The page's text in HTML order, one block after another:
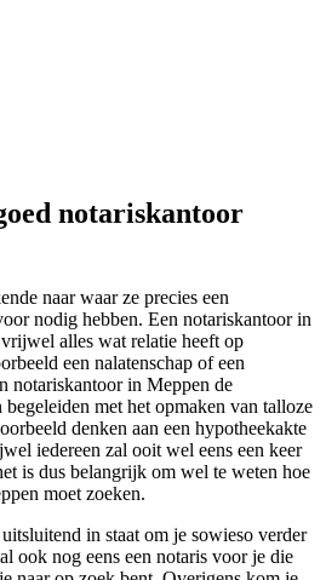
notariskantoor
naar waar ze precies een
nodig hebben. Een notariskantoor in
alles wat relatie heeft op
een nalatenschap of een
notariskantoor in Meppen de
met het opmaken van talloze
denken aan een hypotheekakte
iedereen zal ooit wel eens een keer
is dus belangrijk om wel te weten hoe
moet zoeken.
in staat om je sowieso verder
ook nog eens een notaris voor je die